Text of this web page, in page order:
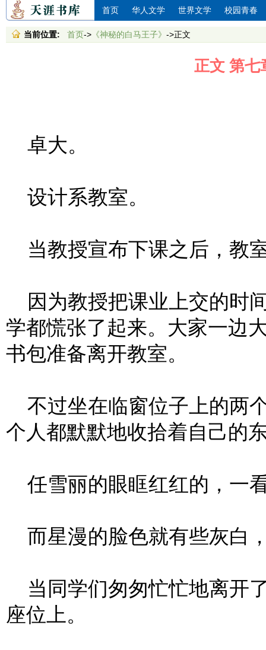
首页 华人文学 世界文学 校园青春
当前位置: 首页-> 《神秘的白马王子》 ->正文
正文 第七
卓大。
设计系教室。
当教授宣布下课之后，教
因为教授把课业上交的时
学都慌张了起来。大家一边
书包准备离开教室。
不过坐在临窗位子上的两
个人都默默地收拾着自己的
任雪丽的眼眶红红的，一
而星漫的脸色就有些灰白
当同学们匆匆忙忙地离开
座位上。